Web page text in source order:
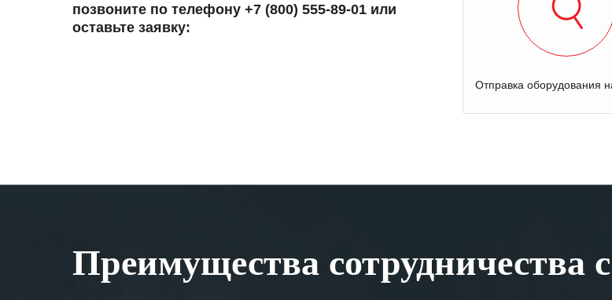
позвоните по телефону +7 (800) 555-89-01 или
оставьте заявку:
Отправка оборудования
Преимущества сотрудничества